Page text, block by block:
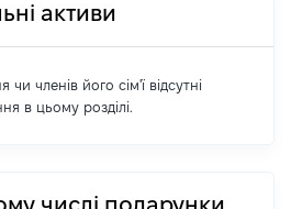
активи
членів його сім'ї відсутні
в цьому розділі.